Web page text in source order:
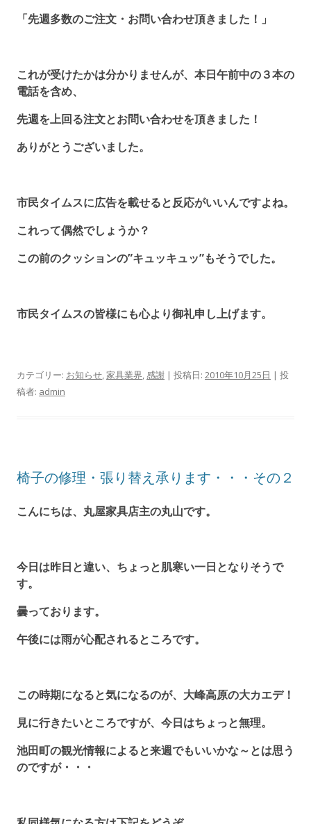
「先週多数のご注文・お問い合わせ頂きました！」
これが受けたかは分かりませんが、本日午前中の３本の
電話を含め、
先週を上回る注文とお問い合わせを頂きました！
ありがとうございました。
市民タイムスに広告を載せると反応がいいんですよね。
これって偶然でしょうか？
この前のクッションの”キュッキュッ”もそうでした。
市民タイムスの皆様にも心より御礼申し上げます。
カテゴリー: お知らせ,家具業界, 感謝 | 投稿日: 2010年10月25日 | 投
稿者: admin
椅子の修理・張り替え承ります・・・その２
こんにちは、丸屋家具店主の丸山です。
今日は昨日と違い、ちょっと肌寒い一日となりそうで
す。
曇っております。
午後には雨が心配されるところです。
この時期になると気になるのが、大峰高原の大カエデ！
見に行きたいところですが、今日はちょっと無理。
池田町の観光情報によると来週でもいいかな～とは思う
のですが・・・